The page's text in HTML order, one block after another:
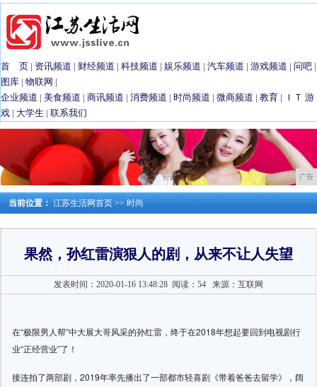
首 页 | 资讯频道 | 财经频道 | 科技频道 | 娱乐频道 | 汽车频道 | 游戏频道 | 问吧 |
图库 | 物联网 |
企业频道 | 美食频道 | 商讯频道 | 消费频道 | 时尚频道 | 微商频道 | 教育 | ＩＴ 游
戏 | 大学生 | 联系我们
广告
当前位置： 江苏生活网首页 >> 时尚
果然，孙红雷演狠人的剧，从来不让人失望
发表时间：2020-01-16 13:48:28 阅读：54来源：互联网
在“极限男人帮”中大展大哥风采的孙红雷，终于在2018年想起要回到电视剧行
业“正经营业”了！
接连拍了两部剧，2019年率先播出了一部都市轻喜剧《带着爸爸去留学》，阔